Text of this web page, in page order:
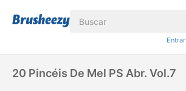
Entrar
20 Pincéis De Mel PS Abr. Vol.7